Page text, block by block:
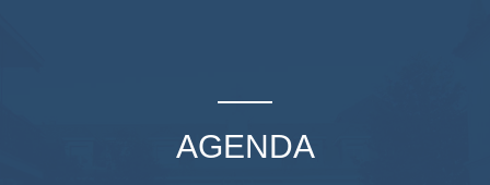
AGENDA